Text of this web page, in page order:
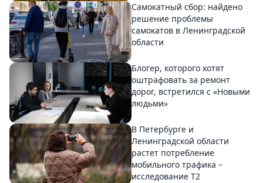
Самокатный сбор: найдено
решение проблемы
самокатов в Ленинградской
области
Блогер, которого хотят
оштрафовать за ремонт
дорог, встретился с «Новыми
людьми»
В Петербурге и
Ленинградской области
растет потребление
мобильного трафика –
исследование T2